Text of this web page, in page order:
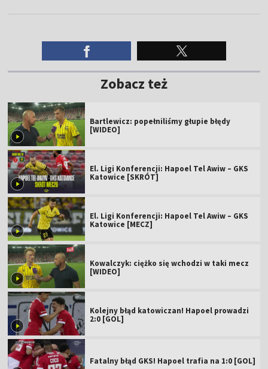
Zobacz też
Bartlewicz: popełniliśmy głupie błędy
[WIDEO]
El. Ligi Konferencji: Hapoel Tel Awiw – GKS
Katowice [SKRÓT]
El. Ligi Konferencji: Hapoel Tel Awiw – GKS
Katowice [MECZ]
Kowalczyk: ciężko się wchodzi w taki mecz
[WIDEO]
Kolejny błąd katowiczan! Hapoel prowadzi
2:0 [GOL]
Fatalny błąd GKS! Hapoel trafia na 1:0 [GOL]